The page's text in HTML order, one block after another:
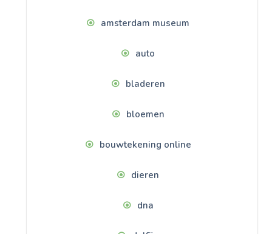
amsterdam museum
auto
bladeren
bloemen
bouwtekening online
dieren
dna